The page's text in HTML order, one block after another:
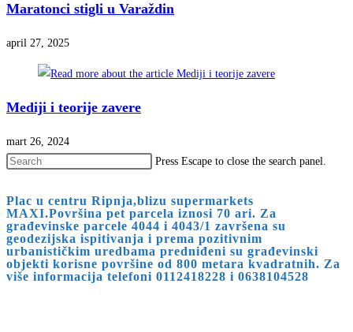
Maratonci stigli u Varaždin
april 27, 2025
Mediji i teorije zavere
mart 26, 2024
Press Escape to close the search panel.
Plac u centru Ripnja,blizu supermarkets
MAXI.Površina pet parcela iznosi 70 ari. Za
građevinske parcele 4044 i 4043/1 završena su
geodezijska ispitivanja i prema pozitivnim
urbanističkim uredbama predniđeni su građevinski
objekti korisne površine od 800 metara kvadratnih. Za
više informacija telefoni 0112418228 i 0638104528